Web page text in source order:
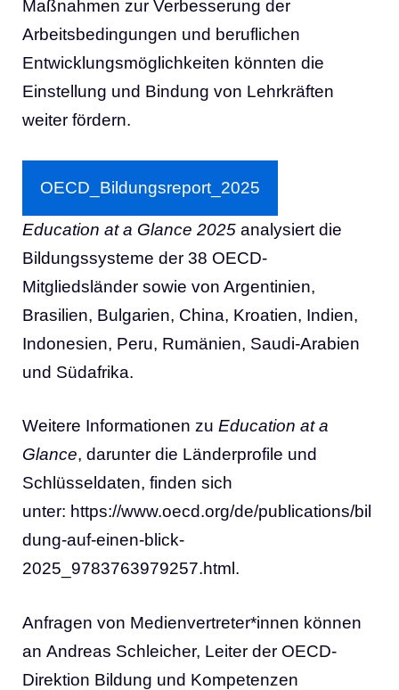
Maßnahmen zur Verbesserung der
Arbeitsbedingungen und beruflichen
Entwicklungsmöglichkeiten könnten die
Einstellung und Bindung von Lehrkräften
weiter fördern.
OECD_Bildungsreport_2025
Education at a Glance 2025 analysiert die
Bildungssysteme der 38 OECD-
Mitgliedsländer sowie von Argentinien,
Brasilien, Bulgarien, China, Kroatien, Indien,
Indonesien, Peru, Rumänien, Saudi-Arabien
und Südafrika.
Weitere Informationen zu Education at a
Glance, darunter die Länderprofile und
Schlüsseldaten, finden sich
unter: https://www.oecd.org/de/publications/bil
dung-auf-einen-blick-
2025_9783763979257.html .
Anfragen von Medienvertreter*innen können
an Andreas Schleicher, Leiter der OECD-
Direktion Bildung und Kompetenzen